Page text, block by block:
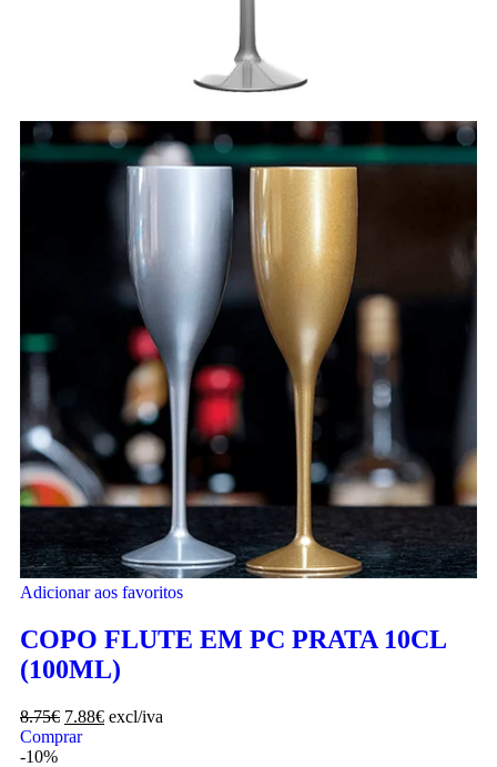
Adicionar aos favoritos
COPO FLUTE EM PC PRATA 10CL
(100ML)
8.75€ 7.88€ excl/iva
Comprar
-10%